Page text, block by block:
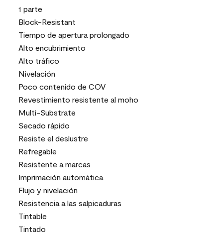
1 parte
Block-Resistant
Tiempo de apertura prolongado
Alto encubrimiento
Alto tráfico
Nivelación
Poco contenido de COV
Revestimiento resistente al moho
Multi-Substrate
Secado rápido
Resiste el deslustre
Refregable
Resistente a marcas
Imprimación automática
Flujo y nivelación
Resistencia a las salpicaduras
Tintable
Tintado